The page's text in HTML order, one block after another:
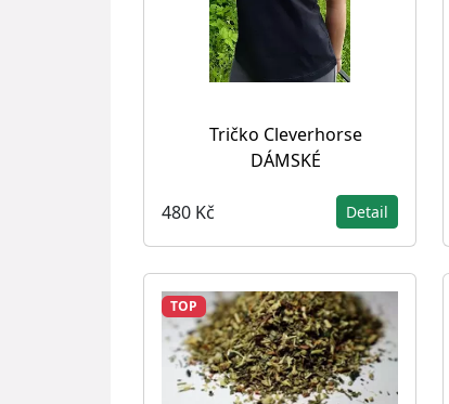
Tričko Cleverhorse
DÁMSKÉ
480 Kč Detail
TOP